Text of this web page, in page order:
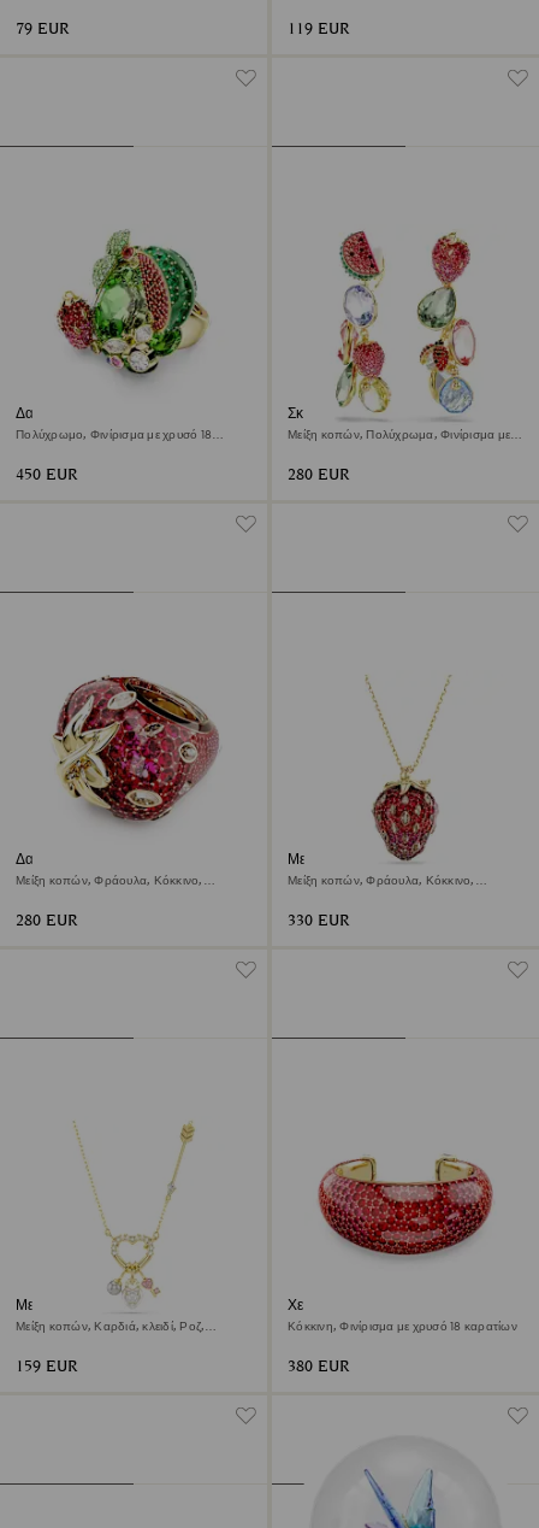
79 EUR 119 EUR
Δαχτυλίδι με σχέδιο Idyllia
Πολύχρωμο, Φινίρισμα με χρυσό 18
450 EUR
Σκουλαρίκια με κλιπ Idyllia
Μείξη κοπών, Πολύχρωμα, Φινίρισμα με
280 EUR
Δαχτυλίδι με σχέδιο Idyllia
Μείξη κοπών, Φράουλα, Κόκκινο,
280 EUR
Μενταγιόν Idyllia
Μείξη κοπών, Φράουλα, Κόκκινο,
330 EUR
Μενταγιόν Idyllia
Μείξη κοπών, Καρδιά, κλειδί, Ροζ,
159 EUR
Χειροπέδα Idyllia
Κόκκινη, Φινίρισμα με χρυσό 18 καρατίων
380 EUR